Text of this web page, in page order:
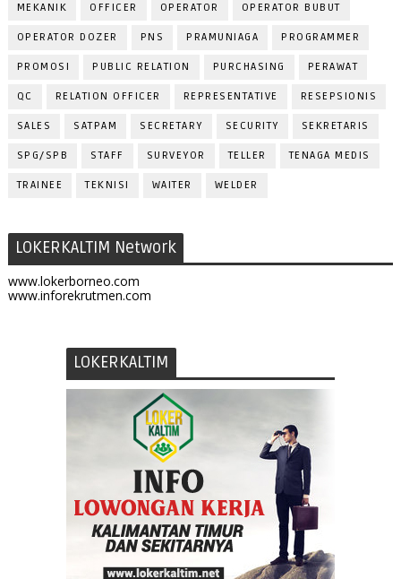
MEKANIK OFFICER OPERATOR OPERATOR BUBUT
OPERATOR DOZER PNS PRAMUNIAGA PROGRAMMER
PROMOSI PUBLIC RELATION PURCHASING PERAWAT
QC RELATION OFFICER REPRESENTATIVE RESEPSIONIS
SALES SATPAM SECRETARY SECURITY SEKRETARIS
SPG/SPB STAFF SURVEYOR TELLER TENAGA MEDIS
TRAINEE TEKNISI WAITER WELDER
LOKERKALTIM Network
www.lokerborneo.com
www.inforekrutmen.com
LOKERKALTIM